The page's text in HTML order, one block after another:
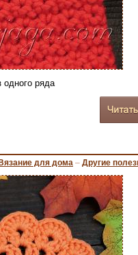
одного ряда
Вязание для дома – Другие